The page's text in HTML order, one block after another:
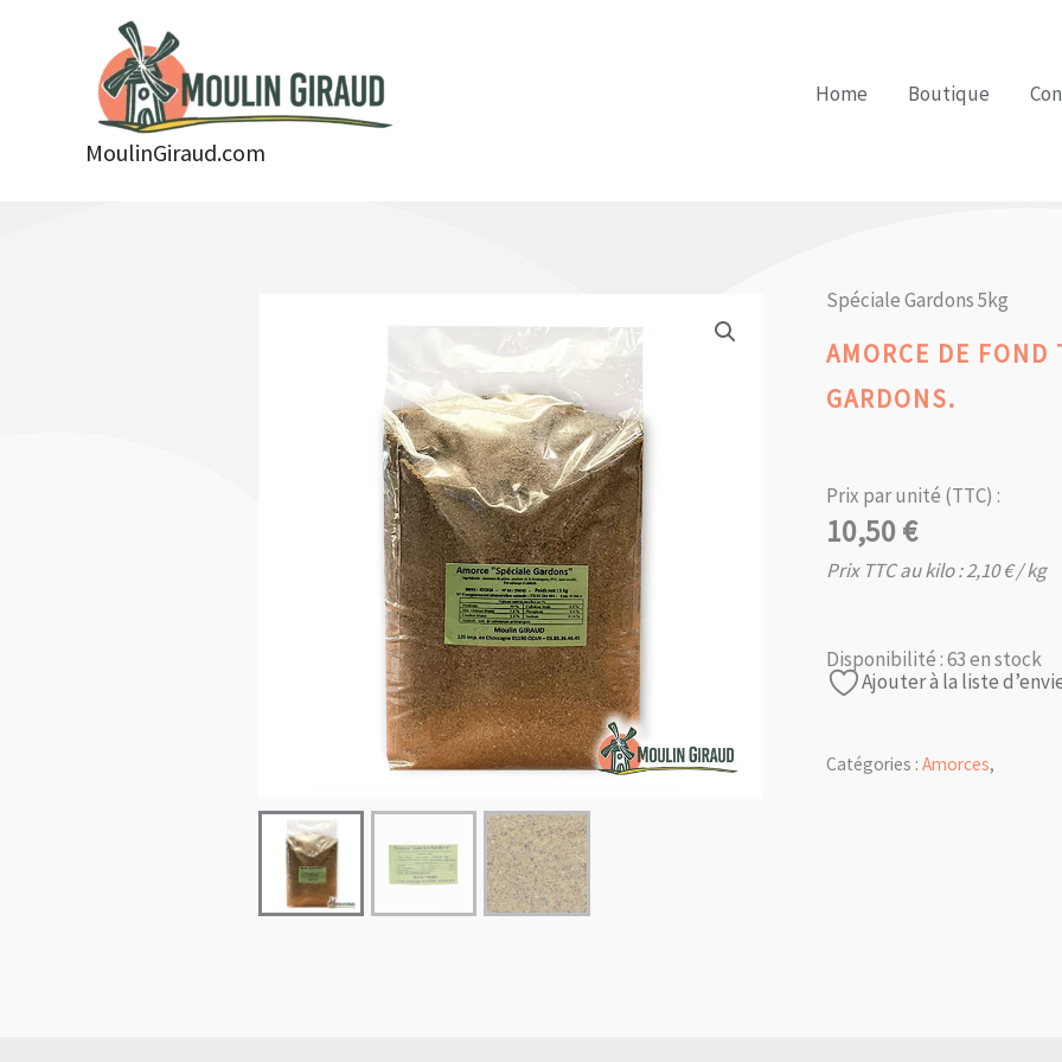
MoulinGiraud.com
Home Boutique
Spéciale Gardons 5kg
AMORCE DE FOND
GARDONS.
Prix par unité (TTC) :
10,50€
Prix TTC au kilo :2,10€/ kg
Disponibilité :63 en stock
Ajouter à la liste
Catégories :Amorces,